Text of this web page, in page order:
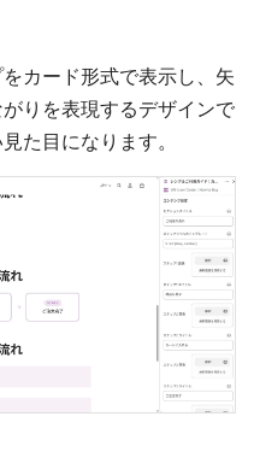
カード形式で表示し、矢
りを表現するデザインで
た目になります。